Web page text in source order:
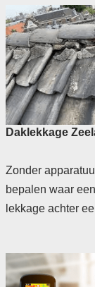
Daklekkage
Zonder
bepalen waar
lekkage achter